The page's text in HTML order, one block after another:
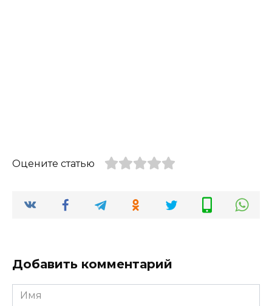
Оцените статью
Добавить комментарий
Имя